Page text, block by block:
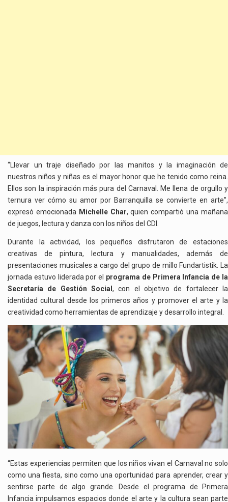
“Llevar un traje diseñado por las manitos y la imaginación de
nuestros niños y niñas es el mayor honor que he tenido como reina.
Ellos son la inspiración más pura del Carnaval. Me llena de orgullo y
ternura ver cómo su amor por Barranquilla se convierte en arte”,
expresó emocionada Michelle Char, quien compartió una mañana
de juegos, lectura y danza con los niños del CDI.
Durante la actividad, los pequeños disfrutaron de estaciones
creativas de pintura, lectura y manualidades, además de
presentaciones musicales a cargo del grupo de millo Fundartistik. La
jornada estuvo liderada por el programa de Primera Infancia de la
Secretaría de Gestión Social , con el objetivo de fortalecer la
identidad cultural desde los primeros años y promover el arte y la
creatividad como herramientas de aprendizaje y desarrollo integral.
“Estas experiencias permiten que los niños vivan el Carnaval no solo
como una fiesta, sino como una oportunidad para aprender, crear y
sentirse parte de algo grande. Desde el programa de Primera
Infancia impulsamos espacios donde el arte y la cultura sean parte